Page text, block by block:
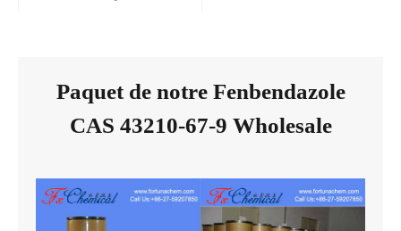
Paquet de notre Fenbendazole
CAS 43210-67-9 Wholesale